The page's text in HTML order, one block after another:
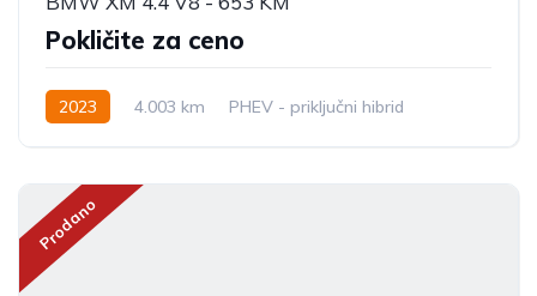
Pokličite za ceno
2023 4.003 km PHEV - priključni hibrid
Prodano